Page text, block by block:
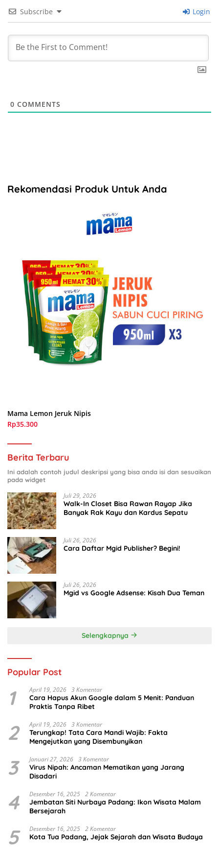
Subscribe Login
0 COMMENTS
Rekomendasi Produk Untuk Anda
Mama Lemon Jeruk Nipis
Rp35.300
Berita Terbaru
Ini adalah contoh judul deskripsi yang bisa anda isi dan sesuaikan
pada widget
Juli 29, 2026
Walk-In Closet Bisa Rawan Rayap Jika
Banyak Rak Kayu dan Kardus Sepatu
Juli 26, 2026
Cara Daftar Mgid Publisher? Begini!
Juli 26, 2026
Mgid vs Google Adsense: Kisah Dua Teman
Selengkapnya
Popular Post
1 April 19, 2026 3 Komentar
Cara Hapus Akun Google dalam 5 Menit: Panduan
Praktis Tanpa Ribet
2 April 19, 2026 3 Komentar
Terungkap! Tata Cara Mandi Wajib: Fakta
Mengejutkan yang Disembunyikan
3 Januari 27, 2026 3 Komentar
Virus Nipah: Ancaman Mematikan yang Jarang
Disadari
4 Desember 16, 2025 2 Komentar
Jembatan Siti Nurbaya Padang: Ikon Wisata Malam
Bersejarah
5 Desember 16, 2025 2 Komentar
Kota Tua Padang, Jejak Sejarah dan Wisata Budaya